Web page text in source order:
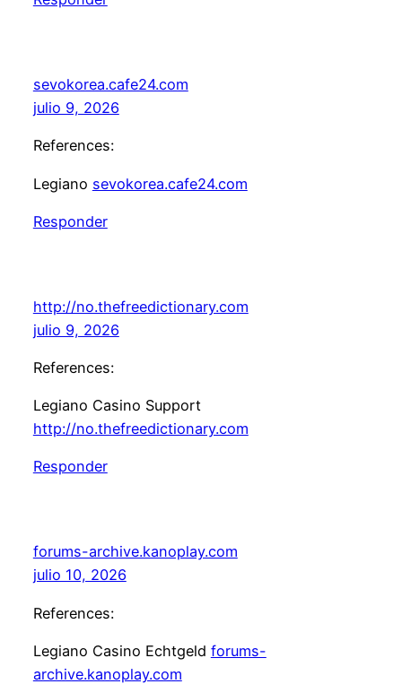
sevokorea.cafe24.com
julio 9, 2026
References:
Legiano sevokorea.cafe24.com
Responder
http://no.thefreedictionary.com
julio 9, 2026
References:
Legiano Casino Support
http://no.thefreedictionary.com
Responder
forums-archive.kanoplay.com
julio 10, 2026
References:
Legiano Casino Echtgeld forums-
archive.kanoplay.com